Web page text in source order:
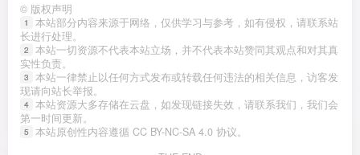
© 版权声明
1
本站部分内容来源于网络，仅供学习与参考，如有侵权，请联系站
长进行处理。
2
本站一切资源不代表本站立场，并不代表本站赞同其观点和对其真
实性负责。
3
本站一律禁止以任何方式发布或转载任何违法的相关信息，访客发
现请向站长举报。
4 本站资源大多存储在云盘，如发现链接失效，请联系我们，我们会
第一时间更新。
5
本站原创性内容遵循 CC BY-NC-SA 4.0 协议。